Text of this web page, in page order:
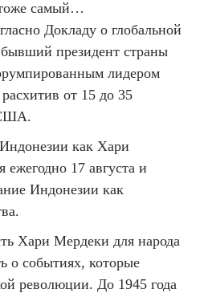
самый…
Докладу о глобальной
президент страны
лидером
от 15 до 35
как Хари
17 августа и
Индонезии как
Хари Мердеки для народа
о событиях, которые
революции. До 1945 года